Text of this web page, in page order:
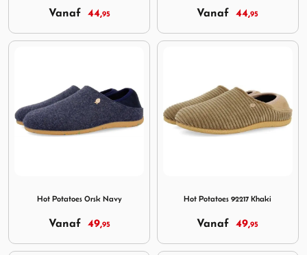
Vanaf 44,95 Vanaf44,95
Hot Potatoes Orsk Navy
Vanaf 49,95
Hot Potatoes 92217 Khaki
Vanaf49,95